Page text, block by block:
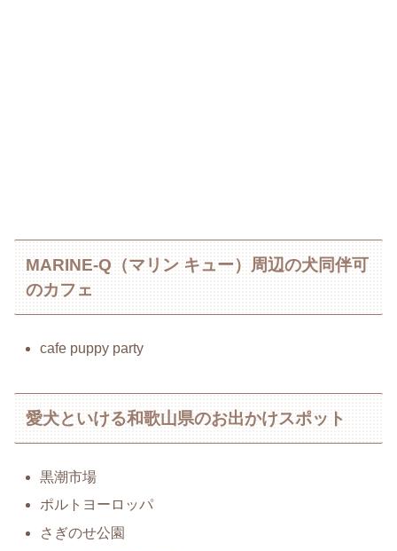
MARINE-Q（マリン キュー）周辺の犬同伴可
のカフェ
cafe puppy party
愛犬といける和歌山県のお出かけスポット
黒潮市場
ポルトヨーロッパ
さぎのせ公園